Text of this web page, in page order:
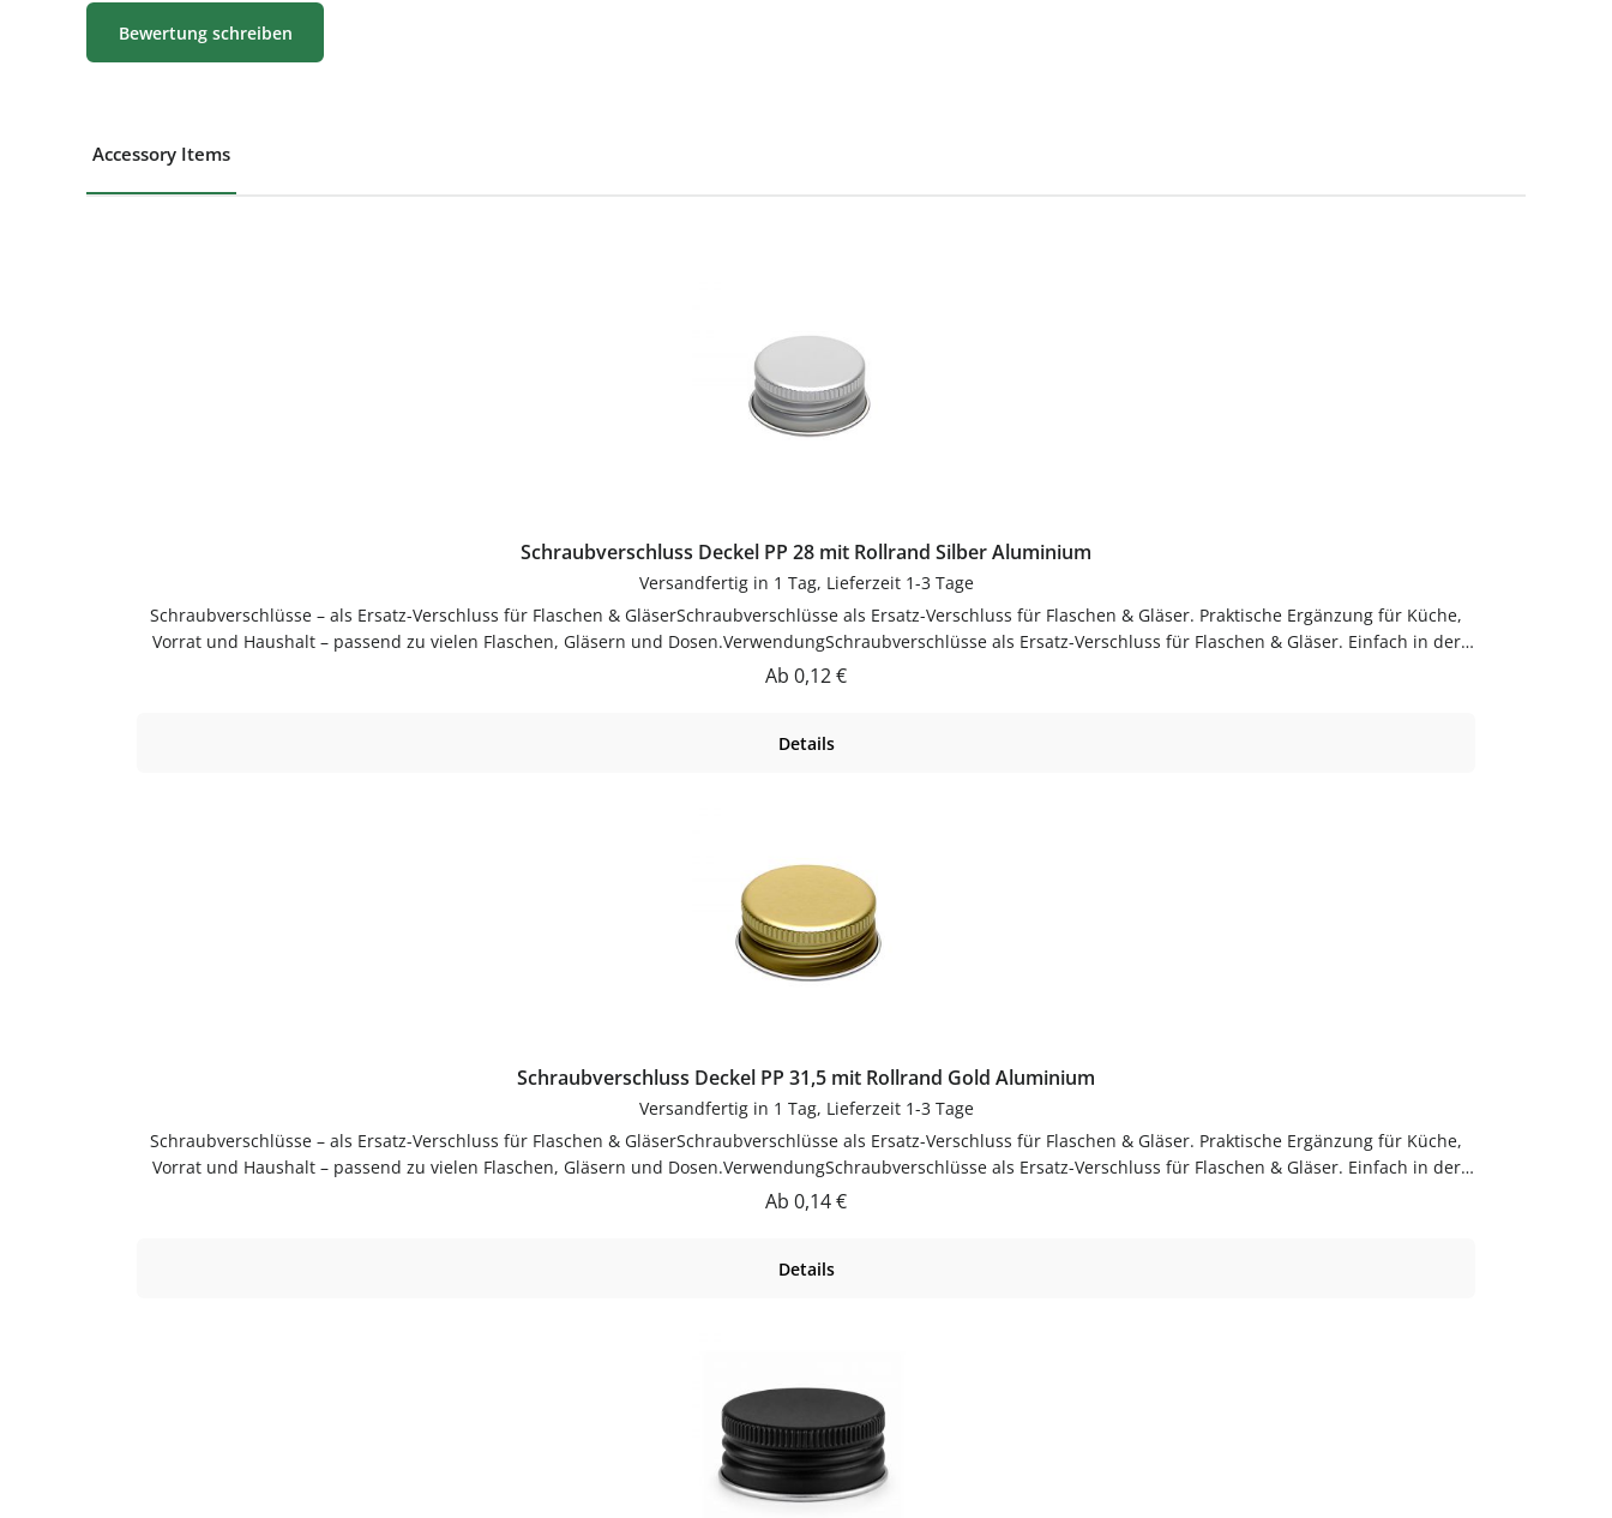
Bewertung schreiben
Accessory Items
Schraubverschluss Deckel PP 28 mit Rollrand Silber Aluminium
Versandfertig in 1 Tag, Lieferzeit 1-3 Tage
Schraubverschlüsse – als Ersatz-Verschluss für Flaschen & GläserSchraubverschlüsse als Ersatz-Verschluss für Flaschen & Gläser. Praktische Ergänzung für Küche,
Vorrat und Haushalt – passend zu vielen Flaschen, Gläsern und Dosen.VerwendungSchraubverschlüsse als Ersatz-Verschluss für Flaschen & Gläser. Einfach in der
Anwendung und langlebig im Gebrauch.PflegehinweiseNach Gebrauch reinigenGut trocknen lassenJetzt bestellenBestelle Schraubverschlüsse bequem online bei
Regulärer Preis:
Ab 0,12 €
Details
Schraubverschluss Deckel PP 31,5 mit Rollrand Gold Aluminium
Versandfertig in 1 Tag, Lieferzeit 1-3 Tage
Schraubverschlüsse – als Ersatz-Verschluss für Flaschen & GläserSchraubverschlüsse als Ersatz-Verschluss für Flaschen & Gläser. Praktische Ergänzung für Küche,
Vorrat und Haushalt – passend zu vielen Flaschen, Gläsern und Dosen.VerwendungSchraubverschlüsse als Ersatz-Verschluss für Flaschen & Gläser. Einfach in der
Anwendung und langlebig im Gebrauch.PflegehinweiseNach Gebrauch reinigenGut trocknen lassenJetzt bestellenBestelle Schraubverschlüsse bequem online bei
Regulärer Preis:
Ab 0,14 €
Details